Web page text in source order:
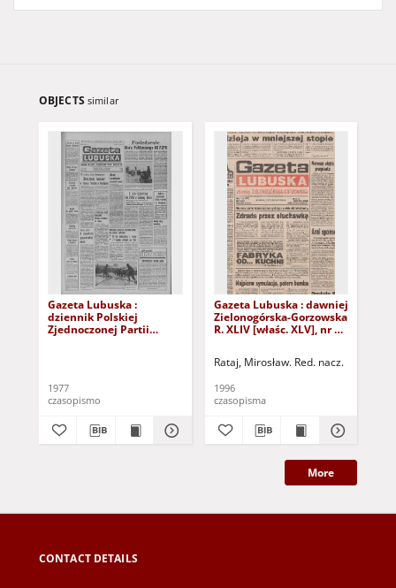
OBJECTS similar
Gazeta Lubuska :
dziennik Polskiej
Zjednoczonej Partii
1977
czasopismo
Gazeta Lubuska : dawniej
Zielonogórska-Gorzowska
R. XLIV [właśc. XLV], nr 52
Rataj, Mirosław. Red. nacz.
1996
czasopisma
More
CONTACT DETAILS